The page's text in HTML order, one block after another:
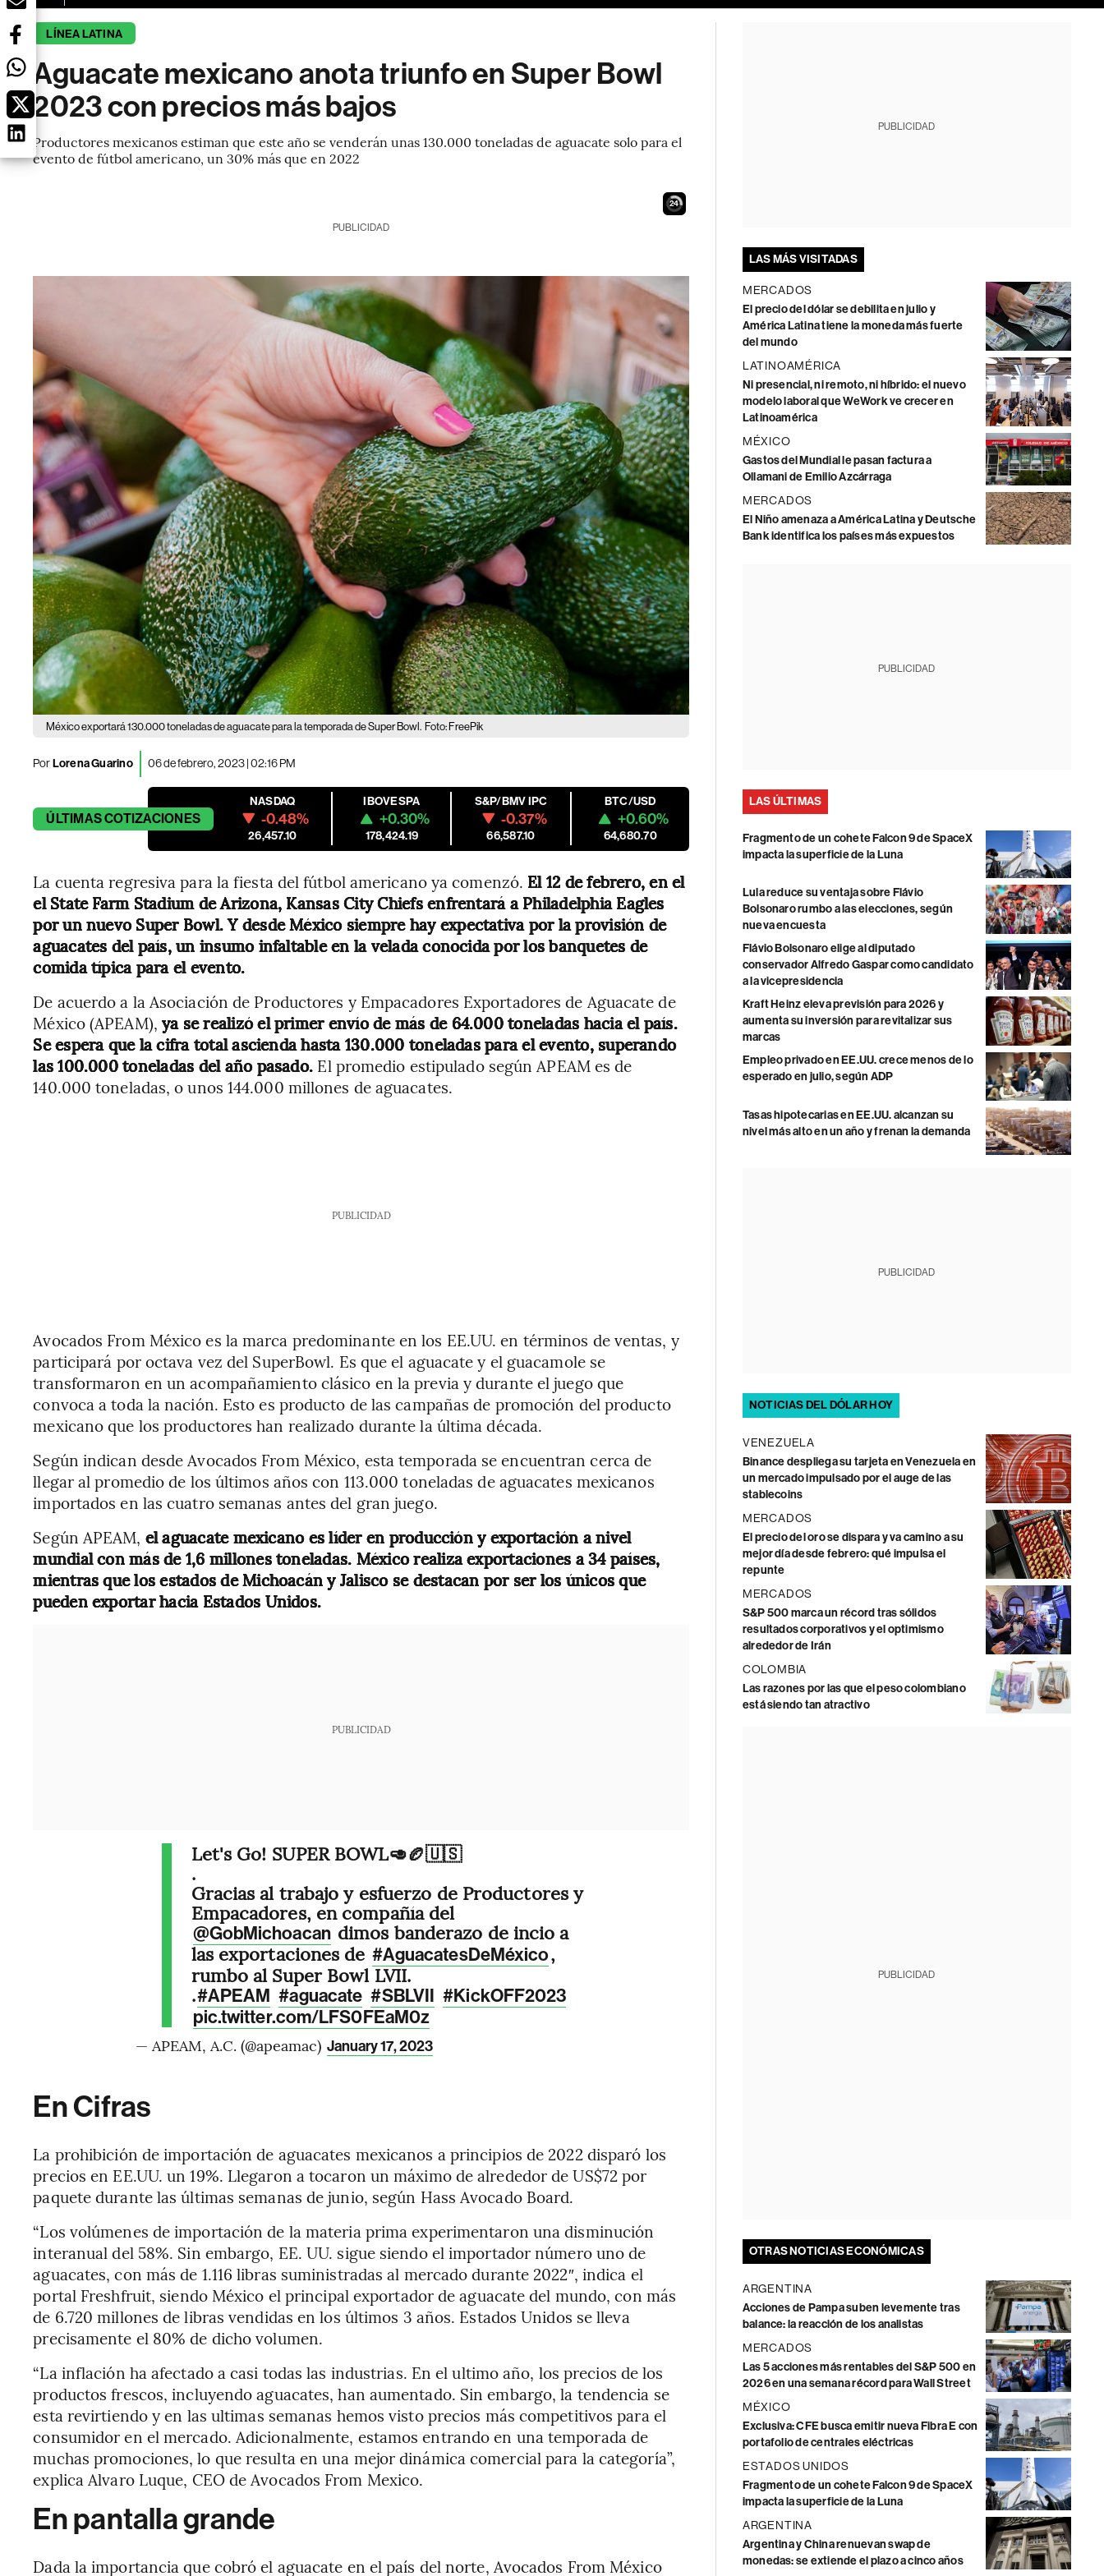
LÍNEA LATINA
Aguacate mexicano anota triunfo en Super Bowl
2023 con precios más bajos
Productores mexicanos estiman que este año se venderán unas 130.000 toneladas de aguacate solo para el
evento de fútbol americano, un 30% más que en 2022
23
PUBLICIDAD
México exportará 130.000 toneladas de aguacate para la temporada de Super Bowl. Foto: FreePik
PorLorena Guarino 06 de febrero, 2023 | 02:16 PM
ÚLTIMASCOTIZACIONES
NASDAQ
-0.48%
26,457.10
IBOVESPA
+0.30%
178,424.19
S&P/BMV IPC
-0.37%
66,587.10
BTC/USD
+0.60%
64,680.70
La cuenta regresiva para la fiesta del fútbol americano ya comenzó. El 12 de febrero, en el
el State Farm Stadium de Arizona, Kansas City Chiefs enfrentará a Philadelphia Eagles
por un nuevo Super Bowl. Y desde México siempre hay expectativa por la provisión de
aguacates del país, un insumo infaltable en la velada conocida por los banquetes de
comida típica para el evento.
De acuerdo a la Asociación de Productores y Empacadores Exportadores de Aguacate de
México (APEAM), ya se realizó el primer envío de más de 64.000 toneladas hacia el país.
Se espera que la cifra total ascienda hasta 130.000 toneladas para el evento, superando
las 100.000 toneladas del año pasado. El promedio estipulado según APEAM es de
140.000 toneladas, o unos 144.000 millones de aguacates.
PUBLICIDAD
Avocados From México es la marca predominante en los EE.UU. en términos de ventas, y
participará por octava vez del SuperBowl. Es que el aguacate y el guacamole se
transformaron en un acompañamiento clásico en la previa y durante el juego que
convoca a toda la nación. Esto es producto de las campañas de promoción del producto
mexicano que los productores han realizado durante la última década.
Según indican desde Avocados From México, esta temporada se encuentran cerca de
llegar al promedio de los últimos años con 113.000 toneladas de aguacates mexicanos
importados en las cuatro semanas antes del gran juego.
Según APEAM, el aguacate mexicano es líder en producción y exportación a nivel
mundial con más de 1,6 millones toneladas. México realiza exportaciones a 34 países,
mientras que los estados de Michoacán y Jalisco se destacan por ser los únicos que
pueden exportar hacia Estados Unidos.
PUBLICIDAD
Let's Go! SUPER BOWL🥑🏉🇺🇸
.
Gracias al trabajo y esfuerzo de Productores y
Empacadores, en compañía del
@GobMichoacan dimos banderazo de incio a
las exportaciones de #AguacatesDeMéxico,
rumbo al Super Bowl LVII.
.#APEAM #aguacate #SBLVII #KickOFF2023
pic.twitter.com/LFS0FEaM0z
— APEAM, A.C. (@apeamac) January 17, 2023
En Cifras
La prohibición de importación de aguacates mexicanos a principios de 2022 disparó los
precios en EE.UU. un 19%. Llegaron a tocaron un máximo de alrededor de US$72 por
paquete durante las últimas semanas de junio, según Hass Avocado Board.
“Los volúmenes de importación de la materia prima experimentaron una disminución
interanual del 58%. Sin embargo, EE. UU. sigue siendo el importador número uno de
aguacates, con más de 1.116 libras suministradas al mercado durante 2022″, indica el
portal Freshfruit, siendo México el principal exportador de aguacate del mundo, con más
de 6.720 millones de libras vendidas en los últimos 3 años. Estados Unidos se lleva
precisamente el 80% de dicho volumen.
“La inflación ha afectado a casi todas las industrias. En el ultimo año, los precios de los
productos frescos, incluyendo aguacates, han aumentado. Sin embargo, la tendencia se
esta revirtiendo y en las ultimas semanas hemos visto precios más competitivos para el
consumidor en el mercado. Adicionalmente, estamos entrando en una temporada de
muchas promociones, lo que resulta en una mejor dinámica comercial para la categoría”,
explica Alvaro Luque, CEO de Avocados From Mexico.
En pantalla grande
Dada la importancia que cobró el aguacate en el país del norte, Avocados From México
PUBLICIDAD
LAS MÁS VISITADAS
MERCADOS
El precio del dólar se debilita en julio y
América Latina tiene la moneda más fuerte
del mundo
LATINOAMÉRICA
Ni presencial, ni remoto, ni híbrido: el nuevo
modelo laboral que WeWork ve crecer en
Latinoamérica
MÉXICO
Gastos del Mundial le pasan factura a
Ollamani de Emilio Azcárraga
MERCADOS
El Niño amenaza a América Latina y Deutsche
Bank identifica los países más expuestos
PUBLICIDAD
LAS ÚLTIMAS
Fragmento de un cohete Falcon 9 de SpaceX
impacta la superficie de la Luna
Lula reduce su ventaja sobre Flávio
Bolsonaro rumbo a las elecciones, según
nueva encuesta
Flávio Bolsonaro elige al diputado
conservador Alfredo Gaspar como candidato
a la vicepresidencia
Kraft Heinz eleva previsión para 2026 y
aumenta su inversión para revitalizar sus
marcas
Empleo privado en EE.UU. crece menos de lo
esperado en julio, según ADP
Tasas hipotecarias en EE.UU. alcanzan su
nivel más alto en un año y frenan la demanda
PUBLICIDAD
NOTICIAS DEL DÓLAR HOY
VENEZUELA
Binance despliega su tarjeta en Venezuela en
un mercado impulsado por el auge de las
stablecoins
MERCADOS
El precio del oro se dispara y va camino a su
mejor día desde febrero: qué impulsa el
repunte
MERCADOS
S&P 500 marca un récord tras sólidos
resultados corporativos y el optimismo
alrededor de Irán
COLOMBIA
Las razones por las que el peso colombiano
está siendo tan atractivo
PUBLICIDAD
OTRAS NOTICIAS ECONÓMICAS
ARGENTINA
Acciones de Pampa suben levemente tras
balance: la reacción de los analistas
MERCADOS
Las 5 acciones más rentables del S&P 500 en
2026 en una semana récord para Wall Street
MÉXICO
Exclusiva: CFE busca emitir nueva Fibra E con
portafolio de centrales eléctricas
ESTADOS UNIDOS
Fragmento de un cohete Falcon 9 de SpaceX
impacta la superficie de la Luna
ARGENTINA
Argentina y China renuevan swap de
monedas: se extiende el plazo a cinco años